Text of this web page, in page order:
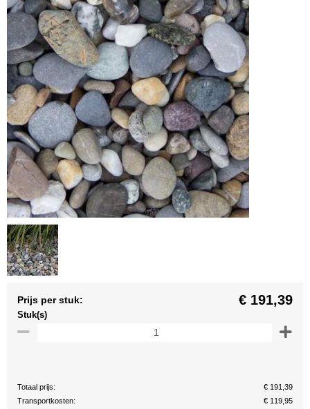
Prijs per stuk: € 191,39
Stuk(s)
Totaal prijs:
€ 191,39
Transportkosten:
€ 119,95